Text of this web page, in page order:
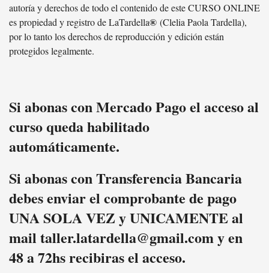
autoría y derechos de todo el contenido de este CURSO ONLINE
es propiedad y registro de LaTardella® (Clelia Paola Tardella),
por lo tanto los derechos de reproducción y edición están
protegidos legalmente.
Si abonas con Mercado Pago el acceso al
curso queda habilitado
automáticamente.
Si abonas con Transferencia Bancaria
debes enviar el comprobante de pago
UNA SOLA VEZ y UNICAMENTE al
mail taller.latardella@gmail.com y en
48 a 72hs recibiras el acceso.